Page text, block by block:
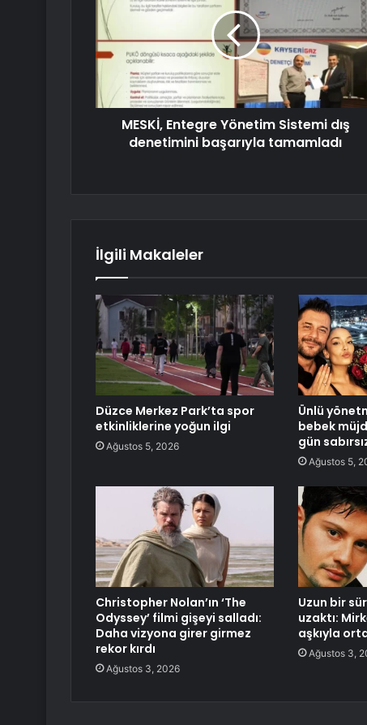
MESKİ, Entegre Yönetim Sistemi dış
denetimini başarıyla tamamladı
İlgili Makaleler
Düzce Merkez Park’ta spor
etkinliklerine yoğun ilgi
Ağustos 5, 2026
Ünlü
bebek
gün
Ağustos 5,
Christopher Nolan’ın ‘The
Odyssey’ filmi gişeyi salladı:
Daha vizyona girer girmez
rekor kırdı
Ağustos 3, 2026
Uzun bir
uzaktı:
aşkıyla
Ağustos 3,